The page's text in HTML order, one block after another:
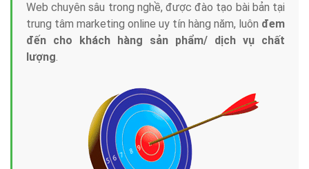
Web chuyên sâu trong nghề, được đào tạo bài bản tại
trung tâm marketing online uy tín hàng năm, luôn đem
đến cho khách hàng sản phẩm/ dịch vụ chất
lượng.